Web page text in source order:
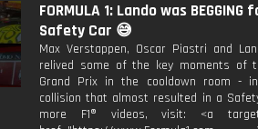
FORMULA 1: Lando was BEGGING
Safety Car 😅
Max Verstappen, Oscar Piastri and
relived some of the key moments of
Grand Prix in the cooldown room -
collision that almost resulted in a
more F1® videos, visit: <a